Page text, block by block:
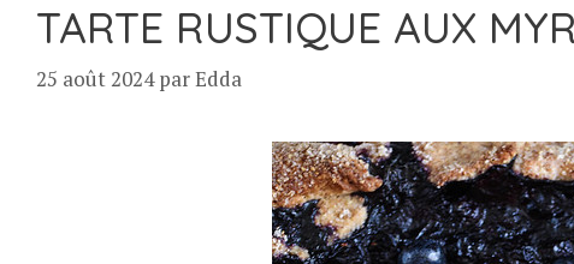
TARTE RUSTIQUE AUX
25 août 2024 parEdda